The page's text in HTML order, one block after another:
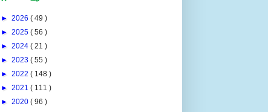
► 2025 ( 56 )
► 2024 ( 21 )
► 2023 ( 55 )
► 2022 ( 148 )
► 2021 ( 111 )
► 2020 ( 96 )
► 2019 ( 55 )